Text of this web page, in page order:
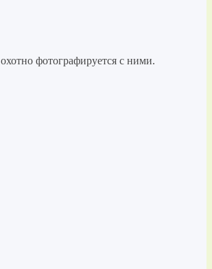
фотографируется с ними.